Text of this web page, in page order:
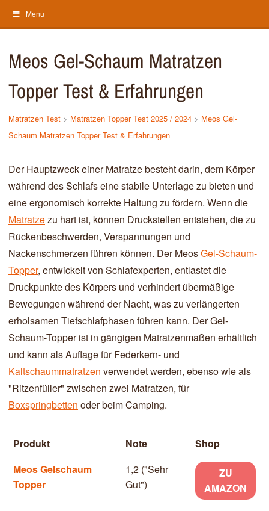
Menu
Meos Gel-Schaum Matratzen
Topper Test & Erfahrungen
Matratzen Test > Matratzen Topper Test 2025 / 2024 > Meos Gel-
Schaum Matratzen Topper Test & Erfahrungen
Der Hauptzweck einer Matratze besteht darin, dem Körper
während des Schlafs eine stabile Unterlage zu bieten und
eine ergonomisch korrekte Haltung zu fördern. Wenn die
Matratzezu hart ist, können Druckstellen entstehen, die zu
Rückenbeschwerden, Verspannungen und
Nackenschmerzen führen können. Der MeosGel-Schaum-
Topper, entwickelt von Schlafexperten, entlastet die
Druckpunkte des Körpers und verhindert übermäßige
Bewegungen während der Nacht, was zu verlängerten
erholsamen Tiefschlafphasen führen kann. Der Gel-
Schaum-Topper ist in gängigen Matratzenmaßen erhältlich
und kann als Auflage für Federkern- und
Kaltschaummatratzen verwendet werden, ebenso wie als
"Ritzenfüller" zwischen zwei Matratzen, für
Boxspringbetten oder beim Camping.
Produkt Note
Shop
Meos Gelschaum
Topper
1,2 ("Sehr
Gut")
ZU
AMAZON